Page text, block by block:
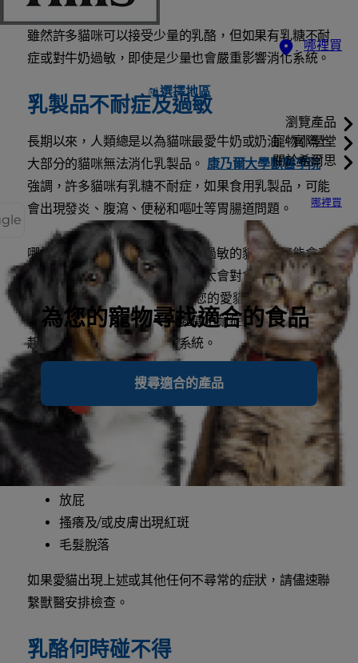
哪裡買
選擇地區
瀏覽產品
寵物小學堂
關於希爾思
哪裡買
為您的寵物尋找適合的食品
搜尋適合的產品
雖然許多貓咪可以接受少量的乳酪，但如果有乳糖不耐
症或對牛奶過敏，即使是少量也會嚴重影響消化系統。
乳製品不耐症及過敏
長期以來，人類總是以為貓咪最愛牛奶或奶油，實際上
大部分的貓咪無法消化乳製品。 康乃爾大學獸醫學院
強調，許多貓咪有乳糖不耐症，如果食用乳製品，可能
會出現發炎、腹瀉、便秘和嘔吐等胃腸道問題。
哪怕只吃一小口乳酪，對乳製品過敏的貓咪也可能會產
生不適反應。一般來說，貓咪不太會對食物過敏，但乳
製品、魚類和紅肉例外。 如果您的愛貓對乳製品過
敏，吃到乳酪時可能會像有乳糖不耐症的小貓一般，引
起消化問題，甚至影響免疫系統。
貓咪吃含乳糖的製品後，會產生的常見食物過敏跡象包
括：
腹瀉
放屁
搔癢及/或皮膚出現紅斑
毛髮脫落
如果愛貓出現上述或其他任何不尋常的症狀，請儘速聯
繫獸醫安排檢查。
乳酪何時碰不得